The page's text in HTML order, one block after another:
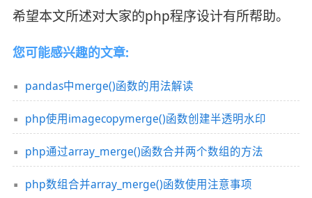
希望本文所述对大家的php程序设计有所帮助。
您可能感兴趣的文章:
pandas中merge()函数的用法解读
php使用imagecopymerge()函数创建半透明水印
php通过array_merge()函数合并两个数组的方法
php数组合并array_merge()函数使用注意事项